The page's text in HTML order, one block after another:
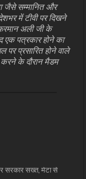
जैसे सम्मानित और
में टीवी पर दिखने
अली जी के
एक पत्रकार होने का
प्रसारित होने वाले
के दौरान मैडम
सरकार सख्त, मेटा से